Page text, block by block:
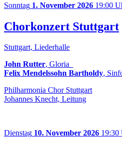
Sonntag 1. November 2026 19:00
Chorkonzert Stuttgart
Stuttgart, Liederhalle
John Rutter, Gloria
Felix Mendelssohn Bartholdy,
Philharmonia Chor Stuttgart
Johannes Knecht, Leitung
Dienstag 10. November 2026 19:30